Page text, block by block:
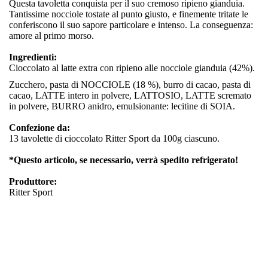
Questa tavoletta conquista per il suo cremoso ripieno gianduia.
Tantissime nocciole tostate al punto giusto, e finemente tritate le
conferiscono il suo sapore particolare e intenso. La conseguenza:
amore al primo morso.
Ingredienti:
Cioccolato al latte extra con ripieno alle nocciole gianduia (42%).
Zucchero, pasta di NOCCIOLE (18 %), burro di cacao, pasta di
cacao, LATTE intero in polvere, LATTOSIO, LATTE scremato
in polvere, BURRO anidro, emulsionante: lecitine di SOIA.
Confezione da:
13 tavolette di cioccolato Ritter Sport da 100g ciascuno.
*Questo articolo, se necessario, verrà spedito refrigerato!
Produttore:
Ritter Sport